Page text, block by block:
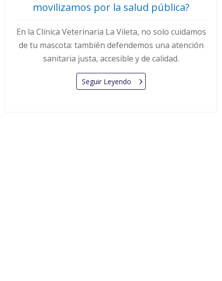
movilizamos por la salud pública?
En la Clínica Veterinaria La Vileta, no solo cuidamos
de tu mascota: también defendemos una atención
sanitaria justa, accesible y de calidad.
Seguir Leyendo